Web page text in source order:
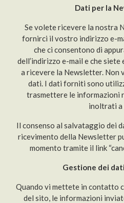
Dati per la
Se volete ricevere la nostra
fornirci il vostro indirizzo e-
che ci consentono di
dell’indirizzo e-mail e che
a ricevere la Newsletter.
dati. I dati forniti sono
trasmettere le informazioni
inoltrati a
Il consenso al salvataggio dei
ricevimento della Newsletter
momento tramite il link
Gestione dei
Quando vi mettete in contatto
del sito, le informazioni